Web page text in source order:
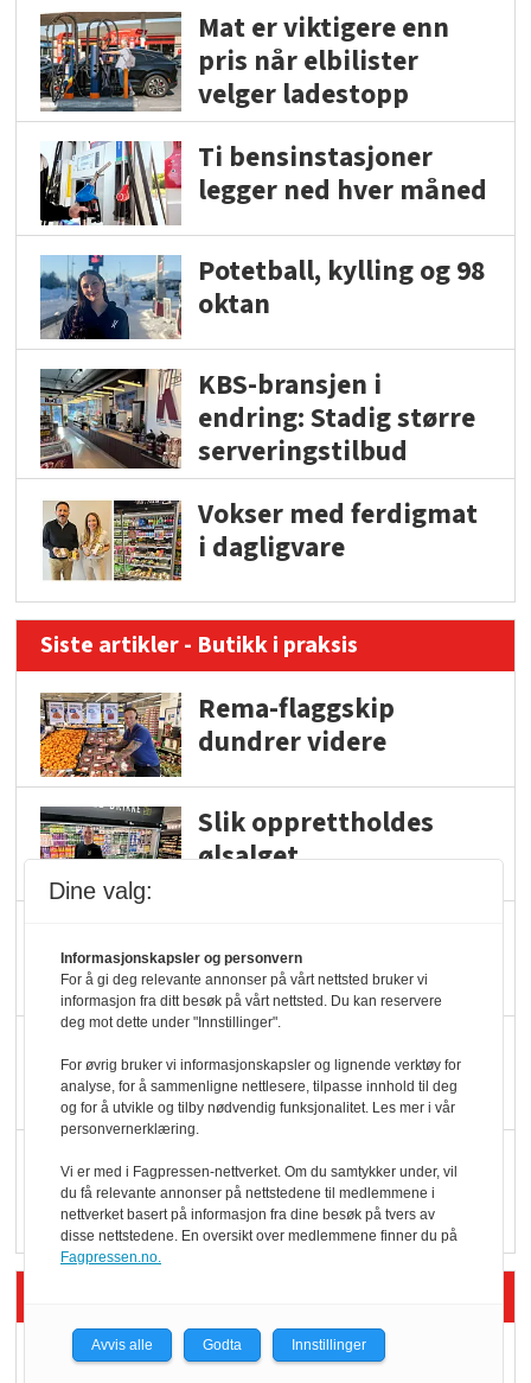
Mat er viktigere enn
pris når elbilister
velger ladestopp
Ti bensinstasjoner
legger ned hver måned
Potetball, kylling og 98
oktan
KBS-bransjen i
endring: Stadig større
serveringstilbud
Vokser med ferdigmat
i dagligvare
Siste artikler - Butikk i praksis
Rema-flaggskip
dundrer videre
Slik opprettholdes
ølsalget
hyller
KI lager mat i butikken
Q passerte 1 milliard i
Rema i 2025
Kolonihagens norske
Dine valg:
Informasjonskapsler og personvern
For å gi deg relevante annonser på vårt nettsted bruker vi
informasjon fra ditt besøk på vårt nettsted. Du kan reservere
deg mot dette under "Innstillinger".
For øvrig bruker vi informasjonskapsler og lignende verktøy for
analyse, for å sammenligne nettlesere, tilpasse innhold til deg
og for å utvikle og tilby nødvendig funksjonalitet. Les mer i vår
personvernerklæring.
Vi er med i Fagpressen-nettverket. Om du samtykker under, vil
du få relevante annonser på nettstedene til medlemmene i
nettverket basert på informasjon fra dine besøk på tvers av
disse nettstedene. En oversikt over medlemmene finner du på
Fagpressen.no.
Avvis alle Godta Innstillinger